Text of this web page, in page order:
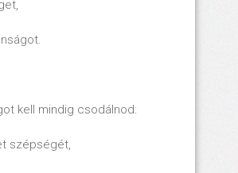
kell mindig csodálnod:
szépségét,